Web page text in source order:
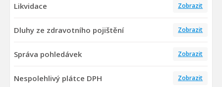
Likvidace Zobrazit
Dluhy ze zdravotního pojištění Zobrazit
Správa pohledávek Zobrazit
Nespolehlivý plátce DPH Zobrazit